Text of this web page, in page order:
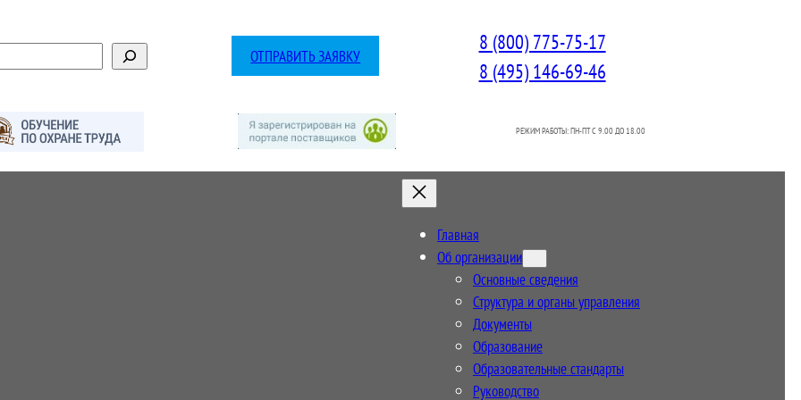
ОТПРАВИТЬ ЗАЯВКУ
8 (800) 775-75-17
8 (495) 146-69-46
РЕЖИМ РАБОТЫ: ПН-ПТ C 9.00 ДО 18.00
Главная
Об организации
Основные сведения
Структура и органы управления
Документы
Образование
Образовательные стандарты
Руководство